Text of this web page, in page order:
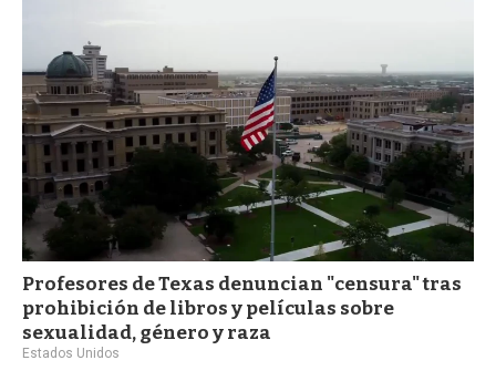
Profesores de Texas denuncian "censura" tras
prohibición de libros y películas sobre
sexualidad, género y raza
Estados Unidos